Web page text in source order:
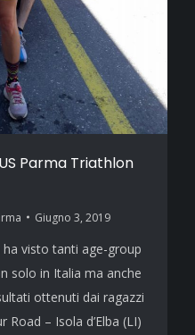
Parma Triathlon
Giugno 3, 2019
visto tanti age-group
solo in Italia ma anche
ottenuti dai ragazzi
– Isola d’Elba (LI)